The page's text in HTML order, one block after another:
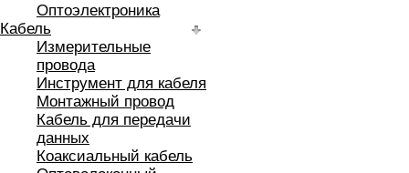
Оптоэлектроника
Кабель
Измерительные
провода
Инструмент для кабеля
Монтажный провод
Кабель для передачи
данных
Коаксиальный кабель